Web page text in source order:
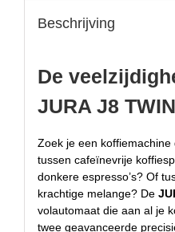
Beschrijving
De
JURA J8 TWIN
Zoek je een
tussen cafeïnevrije
donkere espresso’s? Of
krachtige melange? De
volautomaat die aan al je
twee geavanceerde